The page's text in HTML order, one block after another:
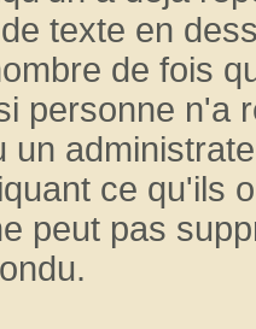
texte en
de fois
personne n'a
un
ce qu'ils
peut pas